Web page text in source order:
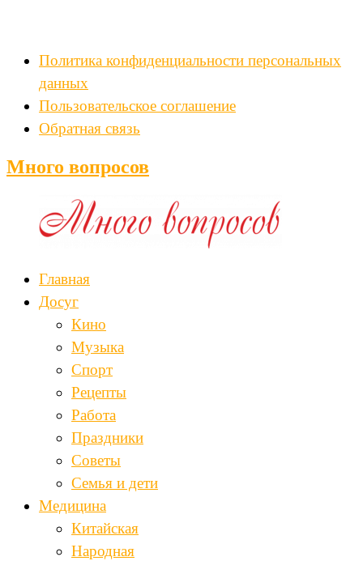
Политика конфиденциальности персональных
данных
Пользовательское соглашение
Обратная связь
Много вопросов
Главная
Досуг
Кино
Музыка
Спорт
Рецепты
Работа
Праздники
Советы
Семья и дети
Медицина
Китайская
Народная